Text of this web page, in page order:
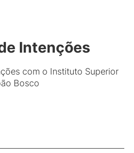
Intenções
com o Instituto Superior
Bosco